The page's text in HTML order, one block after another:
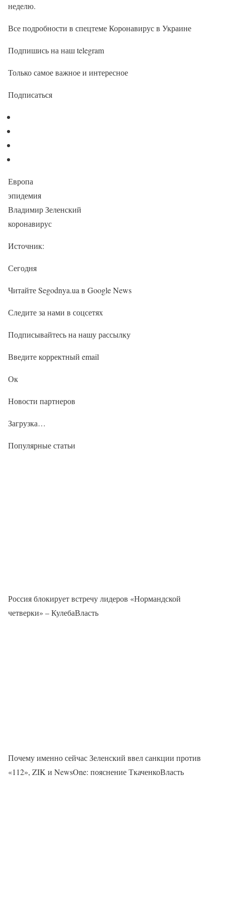
неделю.
Все подробности в спецтеме Коронавирус в Украине
Подпишись на наш telegram
Только самое важное и интересное
Подписаться
Европа
эпидемия
Владимир Зеленский
коронавирус
Источник:
Сегодня
Читайте Segodnya.ua в Google News
Следите за нами в соцсетях
Подписывайтесь на нашу рассылку
Введите корректный email
Ок
Новости партнеров
Загрузка…
Популярные статьи
Россия блокирует встречу лидеров «Нормандской
четверки» – КулебаВласть
Почему именно сейчас Зеленский ввел санкции против
«112», ZIK и NewsOne: пояснение ТкаченкоВласть